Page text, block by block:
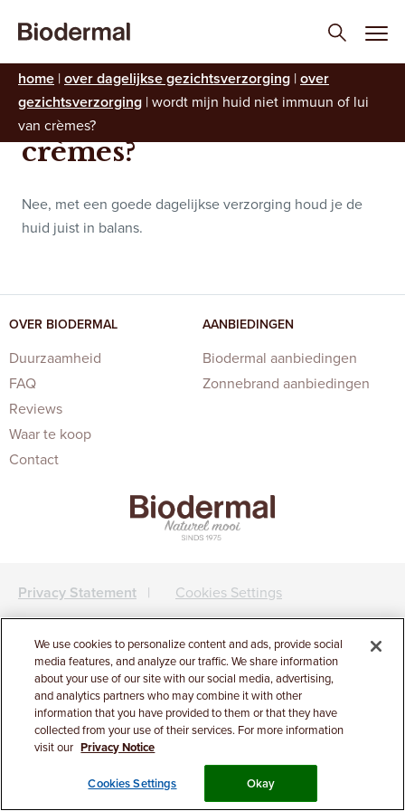
home |over dagelijkse gezichtsverzorging |over
gezichtsverzorging |wordt mijn huid niet immuun of lui
van crèmes?
Wordt mijn huid niet
immuun of lui van
crèmes?
Nee, met een goede dagelijkse verzorging houd je de
huid juist in balans.
OVER BIODERMAL
Duurzaamheid
FAQ
Reviews
Waar te koop
Contact
AANBIEDINGEN
Biodermal aanbiedingen
Zonnebrand aanbiedingen
Privacy Statement |
Cookies Settings
| © Biodermal
We use cookies to personalize content and ads, provide social
media features, and analyze our traffic. We share information
about your use of our site with our social media, advertising,
and analytics partners who may combine it with other
information that you have provided to them or that they have
collected from your use of their services. For more information
visit our Privacy Notice
Cookies Settings Okay